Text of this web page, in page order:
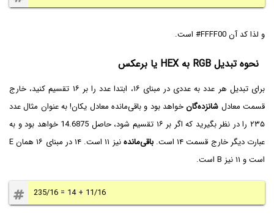
و لذا کد آن#FFFF00 است.
نحوه تبدیل RGB‌ به HEX یا برعکس
برای تبدیل هر عدد به عددی در مبنای ۱۶، ابتدا عدد را بر ۱۶ تقسیم کنید، خارج
قسمت معادل شانزده‌گانخواهد بود و باقی‌مانده معادل یکان! به عنوان مثال عدد
۲۳۵ را در نظر بگیرید که اگر بر ۱۶ تقسیم شود، حاصل 14.6875 خواهد بود و به
عبارت دیگر خارج قسمت ۱۴ است.
باقی‌مانده
نیز ۱۱ است. ۱۴ در مبنای ۱۶ همان E
است و ۱۱ نیز B است.
235/16 = 14 + 11/16